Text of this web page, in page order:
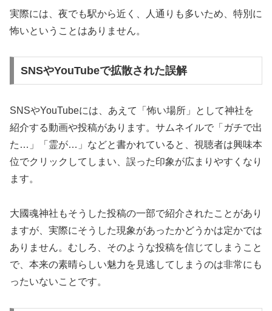
実際には、夜でも駅から近く、人通りも多いため、特別に
怖いということはありません。
SNSやYouTubeで拡散された誤解
SNSやYouTubeには、あえて「怖い場所」として神社を
紹介する動画や投稿があります。サムネイルで「ガチで出
た…」「霊が…」などと書かれていると、視聴者は興味本
位でクリックしてしまい、誤った印象が広まりやすくなり
ます。
大國魂神社もそうした投稿の一部で紹介されたことがあり
ますが、実際にそうした現象があったかどうかは定かでは
ありません。むしろ、そのような投稿を信じてしまうこと
で、本来の素晴らしい魅力を見逃してしまうのは非常にも
ったいないことです。